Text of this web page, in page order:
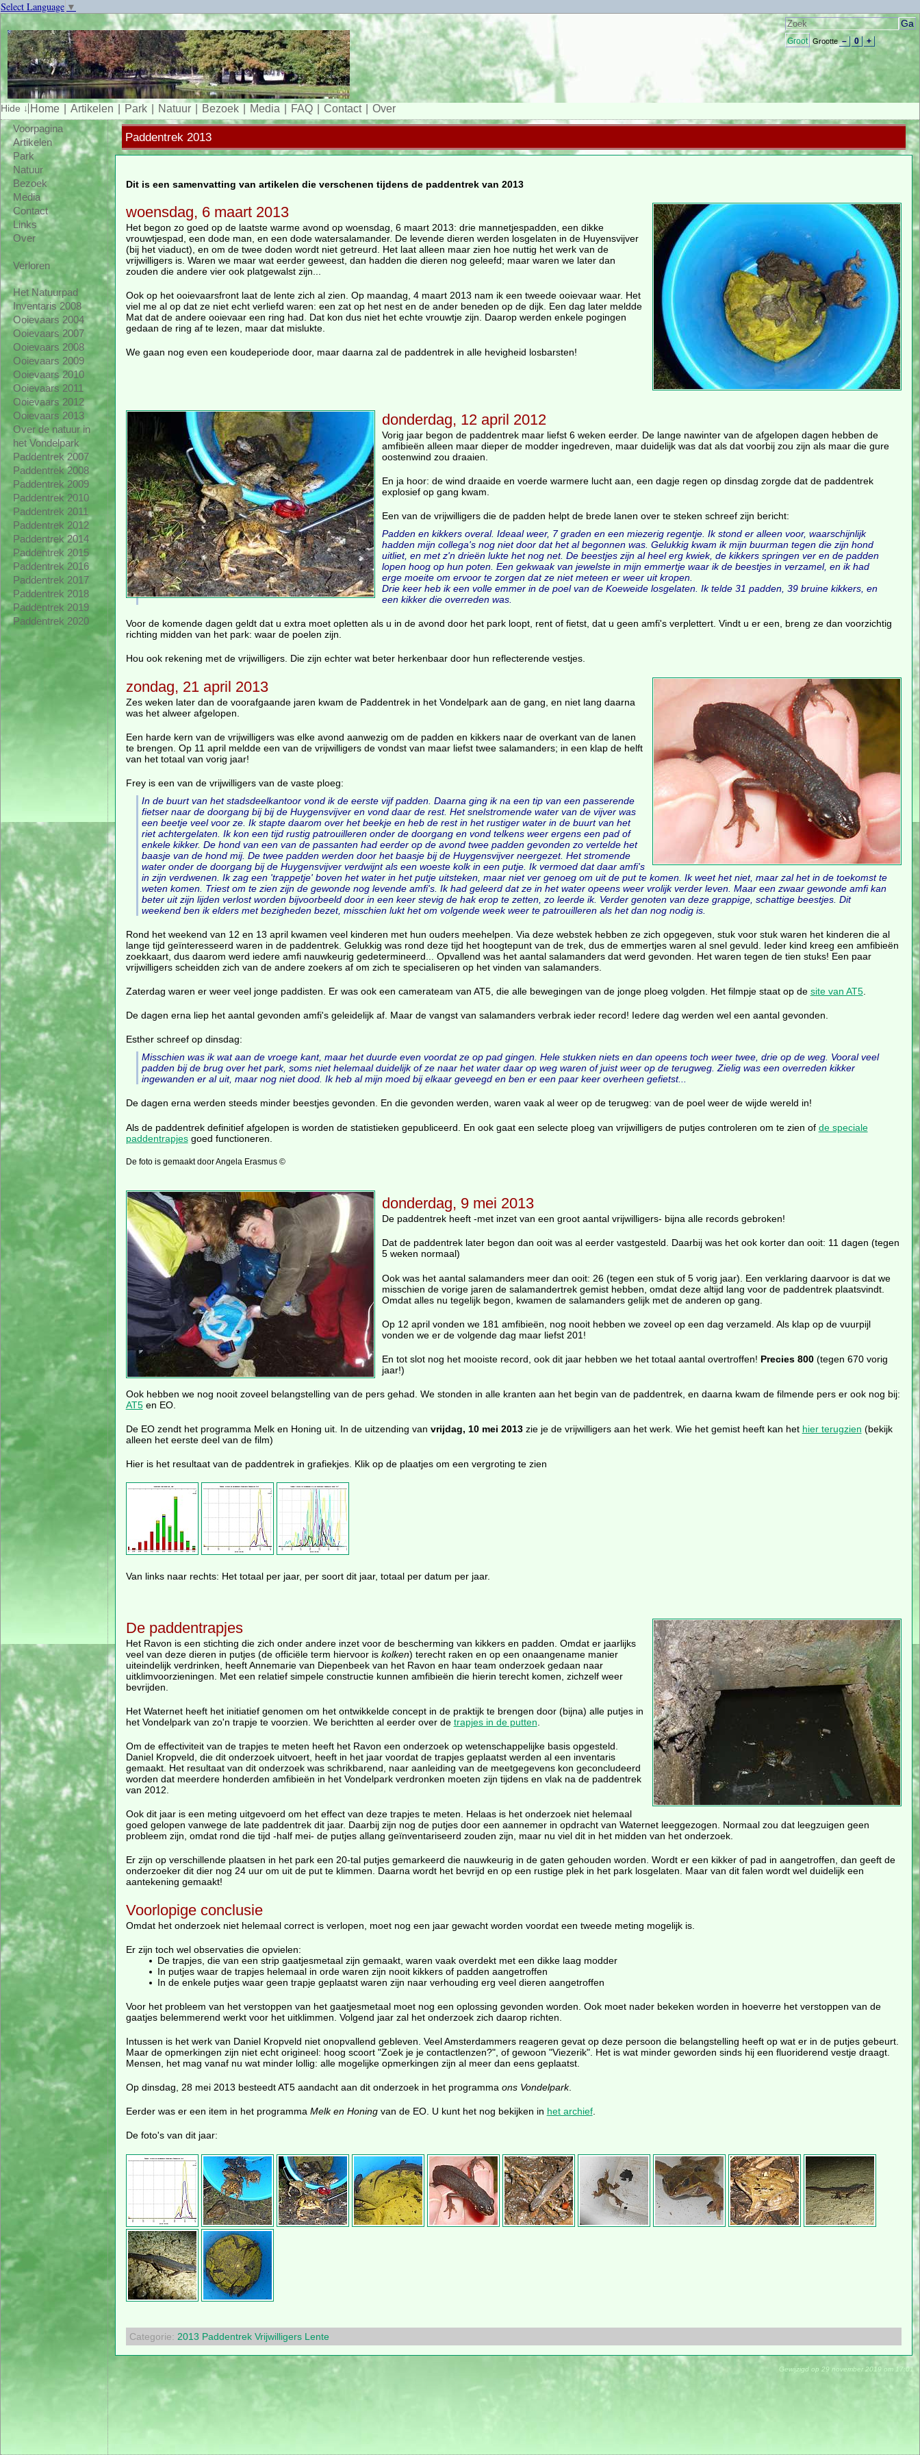
Select Language ▼
Groot Grootte – 0 +
Home Artikelen Park Natuur Bezoek Media FAQ Contact Over
Voorpagina
Artikelen
Park
Natuur
Bezoek
Media
Contact
Links
Over
Verloren
Het Natuurpad
Inventaris 2008
Ooievaars 2004
Ooievaars 2007
Ooievaars 2008
Ooievaars 2009
Ooievaars 2010
Ooievaars 2011
Ooievaars 2012
Ooievaars 2013
Over de natuur in
het Vondelpark
Paddentrek 2007
Paddentrek 2008
Paddentrek 2009
Paddentrek 2010
Paddentrek 2011
Paddentrek 2012
Paddentrek 2014
Paddentrek 2015
Paddentrek 2016
Paddentrek 2017
Paddentrek 2018
Paddentrek 2019
Paddentrek 2020
Paddentrek 2013
Dit is een samenvatting van artikelen die verschenen tijdens de paddentrek van 2013
woensdag, 6 maart 2013
Het begon zo goed op de laatste warme avond op woensdag, 6 maart 2013: drie mannetjespadden, een dikke
vrouwtjespad, een dode man, en een dode watersalamander. De levende dieren werden losgelaten in de Huyensvijver
(bij het viaduct), en om de twee doden wordt niet getreurd. Het laat alleen maar zien hoe nuttig het werk van de
vrijwilligers is. Waren we maar wat eerder geweest, dan hadden die dieren nog geleefd; maar waren we later dan
zouden die andere vier ook platgewalst zijn...
Ook op het ooievaarsfront laat de lente zich al zien. Op maandag, 4 maart 2013 nam ik een tweede ooievaar waar. Het
viel me al op dat ze niet echt verliefd waren: een zat op het nest en de ander beneden op de dijk. Een dag later meldde
Mat dat de andere ooievaar een ring had. Dat kon dus niet het echte vrouwtje zijn. Daarop werden enkele pogingen
gedaan de ring af te lezen, maar dat mislukte.
We gaan nog even een koudeperiode door, maar daarna zal de paddentrek in alle hevigheid losbarsten!
donderdag, 12 april 2012
Vorig jaar begon de paddentrek maar liefst 6 weken eerder. De lange nawinter van de afgelopen dagen hebben de
amfibieën alleen maar dieper de modder ingedreven, maar duidelijk was dat als dat voorbij zou zijn als maar die gure
oostenwind zou draaien.
En ja hoor: de wind draaide en voerde warmere lucht aan, een dagje regen op dinsdag zorgde dat de paddentrek
explosief op gang kwam.
Een van de vrijwilligers die de padden helpt de brede lanen over te steken schreef zijn bericht:
Padden en kikkers overal. Ideaal weer, 7 graden en een miezerig regentje. Ik stond er alleen voor, waarschijnlijk
hadden mijn collega's nog niet door dat het al begonnen was. Gelukkig kwam ik mijn buurman tegen die zijn hond
uitliet, en met z'n drieën lukte het nog net. De beestjes zijn al heel erg kwiek, de kikkers springen ver en de padden
lopen hoog op hun poten. Een gekwaak van jewelste in mijn emmertje waar ik de beestjes in verzamel, en ik had
erge moeite om ervoor te zorgen dat ze niet meteen er weer uit kropen.
Drie keer heb ik een volle emmer in de poel van de Koeweide losgelaten. Ik telde 31 padden, 39 bruine kikkers, en
een kikker die overreden was.
Voor de komende dagen geldt dat u extra moet opletten als u in de avond door het park loopt, rent of fietst, dat u geen amfi's verplettert. Vindt u er een, breng ze dan voorzichtig
richting midden van het park: waar de poelen zijn.
Hou ook rekening met de vrijwilligers. Die zijn echter wat beter herkenbaar door hun reflecterende vestjes.
zondag, 21 april 2013
Zes weken later dan de voorafgaande jaren kwam de Paddentrek in het Vondelpark aan de gang, en niet lang daarna
was het alweer afgelopen.
Een harde kern van de vrijwilligers was elke avond aanwezig om de padden en kikkers naar de overkant van de lanen
te brengen. Op 11 april meldde een van de vrijwilligers de vondst van maar liefst twee salamanders; in een klap de helft
van het totaal van vorig jaar!
Frey is een van de vrijwilligers van de vaste ploeg:
In de buurt van het stadsdeelkantoor vond ik de eerste vijf padden. Daarna ging ik na een tip van een passerende
fietser naar de doorgang bij bij de Huygensvijver en vond daar de rest. Het snelstromende water van de vijver was
een beetje veel voor ze. Ik stapte daarom over het beekje en heb de rest in het rustiger water in de buurt van het
riet achtergelaten. Ik kon een tijd rustig patrouilleren onder de doorgang en vond telkens weer ergens een pad of
enkele kikker. De hond van een van de passanten had eerder op de avond twee padden gevonden zo vertelde het
baasje van de hond mij. De twee padden werden door het baasje bij de Huygensvijver neergezet. Het stromende
water onder de doorgang bij de Huygensvijver verdwijnt als een woeste kolk in een putje. Ik vermoed dat daar amfi's
in zijn verdwenen. Ik zag een 'trappetje' boven het water in het putje uitsteken, maar niet ver genoeg om uit de put te komen. Ik weet het niet, maar zal het in de toekomst te
weten komen. Triest om te zien zijn de gewonde nog levende amfi's. Ik had geleerd dat ze in het water opeens weer vrolijk verder leven. Maar een zwaar gewonde amfi kan
beter uit zijn lijden verlost worden bijvoorbeeld door in een keer stevig de hak erop te zetten, zo leerde ik. Verder genoten van deze grappige, schattige beestjes. Dit
weekend ben ik elders met bezigheden bezet, misschien lukt het om volgende week weer te patrouilleren als het dan nog nodig is.
Rond het weekend van 12 en 13 april kwamen veel kinderen met hun ouders meehelpen. Via deze webstek hebben ze zich opgegeven, stuk voor stuk waren het kinderen die al
lange tijd geïnteresseerd waren in de paddentrek. Gelukkig was rond deze tijd het hoogtepunt van de trek, dus de emmertjes waren al snel gevuld. Ieder kind kreeg een amfibieën
zoekkaart, dus daarom werd iedere amfi nauwkeurig gedetermineerd... Opvallend was het aantal salamanders dat werd gevonden. Het waren tegen de tien stuks! Een paar
vrijwilligers scheidden zich van de andere zoekers af om zich te specialiseren op het vinden van salamanders.
Zaterdag waren er weer veel jonge paddisten. Er was ook een camerateam van AT5, die alle bewegingen van de jonge ploeg volgden. Het filmpje staat op de site van AT5.
De dagen erna liep het aantal gevonden amfi's geleidelijk af. Maar de vangst van salamanders verbrak ieder record! Iedere dag werden wel een aantal gevonden.
Esther schreef op dinsdag:
Misschien was ik wat aan de vroege kant, maar het duurde even voordat ze op pad gingen. Hele stukken niets en dan opeens toch weer twee, drie op de weg. Vooral veel
padden bij de brug over het park, soms niet helemaal duidelijk of ze naar het water daar op weg waren of juist weer op de terugweg. Zielig was een overreden kikker
ingewanden er al uit, maar nog niet dood. Ik heb al mijn moed bij elkaar geveegd en ben er een paar keer overheen gefietst...
De dagen erna werden steeds minder beestjes gevonden. En die gevonden werden, waren vaak al weer op de terugweg: van de poel weer de wijde wereld in!
Als de paddentrek definitief afgelopen is worden de statistieken gepubliceerd. En ook gaat een selecte ploeg van vrijwilligers de putjes controleren om te zien of de speciale
paddentrapjesgoed functioneren.
De foto is gemaakt door Angela Erasmus ©
donderdag, 9 mei 2013
De paddentrek heeft -met inzet van een groot aantal vrijwilligers- bijna alle records gebroken!
Dat de paddentrek later begon dan ooit was al eerder vastgesteld. Daarbij was het ook korter dan ooit: 11 dagen (tegen
5 weken normaal)
Ook was het aantal salamanders meer dan ooit: 26 (tegen een stuk of 5 vorig jaar). Een verklaring daarvoor is dat we
misschien de vorige jaren de salamandertrek gemist hebben, omdat deze altijd lang voor de paddentrek plaatsvindt.
Omdat alles nu tegelijk begon, kwamen de salamanders gelijk met de anderen op gang.
Op 12 april vonden we 181 amfibieën, nog nooit hebben we zoveel op een dag verzameld. Als klap op de vuurpijl
vonden we er de volgende dag maar liefst 201!
En tot slot nog het mooiste record, ook dit jaar hebben we het totaal aantal overtroffen! Precies 800(tegen 670 vorig
jaar!)
Ook hebben we nog nooit zoveel belangstelling van de pers gehad. We stonden in alle kranten aan het begin van de paddentrek, en daarna kwam de filmende pers er ook nog bij:
AT5en EO.
De EO zendt het programma Melk en Honing uit. In de uitzending van vrijdag, 10 mei 2013zie je de vrijwilligers aan het werk. Wie het gemist heeft kan het hier terugzien (bekijk
alleen het eerste deel van de film)
Hier is het resultaat van de paddentrek in grafiekjes. Klik op de plaatjes om een vergroting te zien
Van links naar rechts: Het totaal per jaar, per soort dit jaar, totaal per datum per jaar.
De paddentrapjes
Het Ravon is een stichting die zich onder andere inzet voor de bescherming van kikkers en padden. Omdat er jaarlijks
veel van deze dieren in putjes (de officiële term hiervoor is kolken) terecht raken en op een onaangename manier
uiteindelijk verdrinken, heeft Annemarie van Diepenbeek van het Ravon en haar team onderzoek gedaan naar
uitklimvoorzieningen. Met een relatief simpele constructie kunnen amfibieën die hierin terecht komen, zichzelf weer
bevrijden.
Het Waternet heeft het initiatief genomen om het ontwikkelde concept in de praktijk te brengen door (bijna) alle putjes in
het Vondelpark van zo'n trapje te voorzien. We berichtten al eerder over de trapjes in de putten
Om de effectiviteit van de trapjes te meten heeft het Ravon een onderzoek op wetenschappelijke basis opgesteld.
Daniel Kropveld, die dit onderzoek uitvoert, heeft in het jaar voordat de trapjes geplaatst werden al een inventaris
gemaakt. Het resultaat van dit onderzoek was schrikbarend, naar aanleiding van de meetgegevens kon geconcludeerd
worden dat meerdere honderden amfibieën in het Vondelpark verdronken moeten zijn tijdens en vlak na de paddentrek
van 2012.
Ook dit jaar is een meting uitgevoerd om het effect van deze trapjes te meten. Helaas is het onderzoek niet helemaal
goed gelopen vanwege de late paddentrek dit jaar. Daarbij zijn nog de putjes door een aannemer in opdracht van Waternet leeggezogen. Normaal zou dat leegzuigen geen
probleem zijn, omdat rond die tijd -half mei- de putjes allang geïnventariseerd zouden zijn, maar nu viel dit in het midden van het onderzoek.
Er zijn op verschillende plaatsen in het park een 20-tal putjes gemarkeerd die nauwkeurig in de gaten gehouden worden. Wordt er een kikker of pad in aangetroffen, dan geeft de
onderzoeker dit dier nog 24 uur om uit de put te klimmen. Daarna wordt het bevrijd en op een rustige plek in het park losgelaten. Maar van dit falen wordt wel duidelijk een
aantekening gemaakt!
Voorlopige conclusie
Omdat het onderzoek niet helemaal correct is verlopen, moet nog een jaar gewacht worden voordat een tweede meting mogelijk is.
Er zijn toch wel observaties die opvielen:
De trapjes, die van een strip gaatjesmetaal zijn gemaakt, waren vaak overdekt met een dikke laag modder
In putjes waar de trapjes helemaal in orde waren zijn nooit kikkers of padden aangetroffen
In de enkele putjes waar geen trapje geplaatst waren zijn naar verhouding erg veel dieren aangetroffen
Voor het probleem van het verstoppen van het gaatjesmetaal moet nog een oplossing gevonden worden. Ook moet nader bekeken worden in hoeverre het verstoppen van de
gaatjes belemmerend werkt voor het uitklimmen. Volgend jaar zal het onderzoek zich daarop richten.
Intussen is het werk van Daniel Kropveld niet onopvallend gebleven. Veel Amsterdammers reageren gevat op deze persoon die belangstelling heeft op wat er in de putjes gebeurt.
Maar de opmerkingen zijn niet echt origineel: hoog scoort "Zoek je je contactlenzen?", of gewoon "Viezerik". Het is wat minder geworden sinds hij een fluoriderend vestje draagt.
Mensen, het mag vanaf nu wat minder lollig: alle mogelijke opmerkingen zijn al meer dan eens geplaatst.
Op dinsdag, 28 mei 2013 besteedt AT5 aandacht aan dit onderzoek in het programma ons Vondelpark.
Eerder was er een item in het programmaMelk en Honingvan de EO. U kunt het nog bekijken in het archief.
De foto's van dit jaar:
Categorie: 2013 Paddentrek Vrijwilligers Lente
Gewijzigd op 29 november 2019 om 17:01